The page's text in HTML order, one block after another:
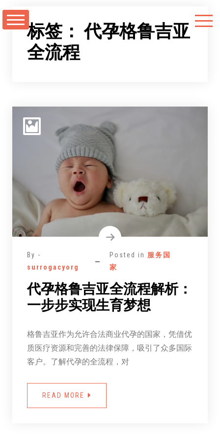
至
标签：代孕格鲁吉亚
全流程
By -
surrogacyorg
Posted in 服务国
家
代孕格鲁吉亚全流程解析：
一步步实现生育梦想
格鲁吉亚作为允许合法商业代孕的国家，凭借优
质医疗资源和完善的法律保障，吸引了众多国际
客户。了解代孕的全流程，对
READ MORE